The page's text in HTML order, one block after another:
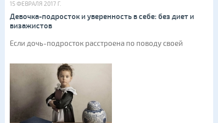
15 ФЕВРАЛЯ 2017 Г.
Девочка-подросток и уверенность в себе: без диет и
визажистов
Если дочь-подросток расстроена по поводу своей